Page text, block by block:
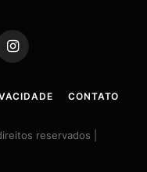
Instagram
CONTATO
reservados |